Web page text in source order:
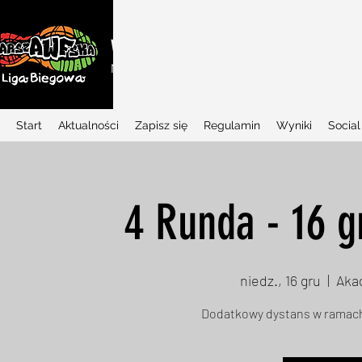
WARSZAWSKA LIGA BIEGOWA
Najlepszy w Polsce projekt biegowy dla
Start Aktualności Zapisz się Regulamin Wyniki
4 Runda - 16
niedz., 16 gru
  |
Dodatkowy dystans w